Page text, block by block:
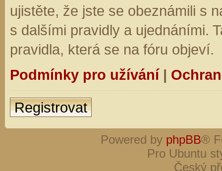
ujistěte, že jste se obeznámili s
s dalšími pravidly a ujednáními.
pravidla, která se na fóru objeví.
Podmínky pro užívání|
Registrovat
Powered by phpBB®
Pro Ubuntu
Český